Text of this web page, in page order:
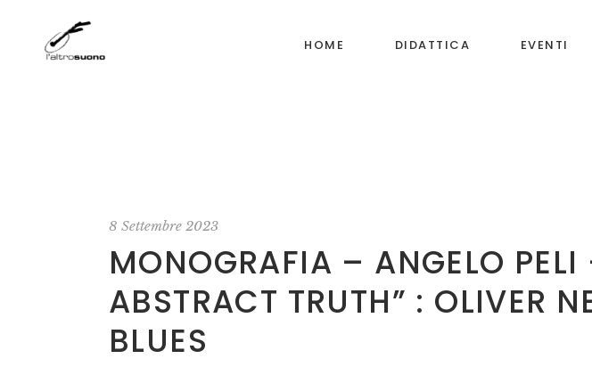
HOME DIDATTICA EVENTI
8 Settembre 2023
MONOGRAFIA – ANGELO PELI
ABSTRACT TRUTH” : OLIVER
BLUES